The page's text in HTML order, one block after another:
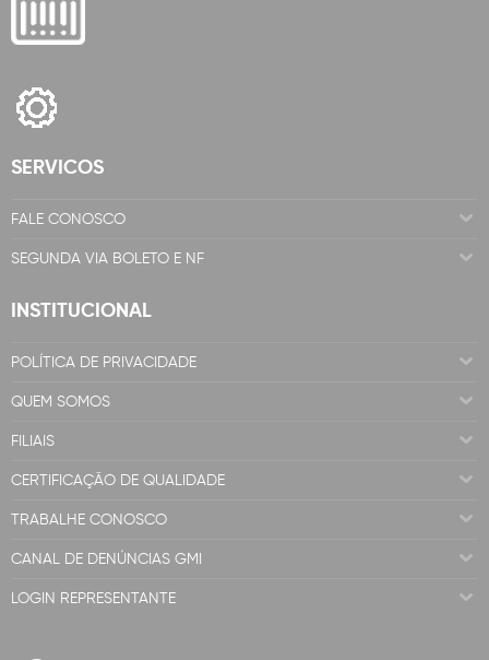
SERVICOS
FALE CONOSCO
SEGUNDA VIA BOLETO E NF
INSTITUCIONAL
POLÍTICA DE PRIVACIDADE
QUEM SOMOS
FILIAIS
CERTIFICAÇÃO DE QUALIDADE
TRABALHE CONOSCO
CANAL DE DENÚNCIAS GMI
LOGIN REPRESENTANTE